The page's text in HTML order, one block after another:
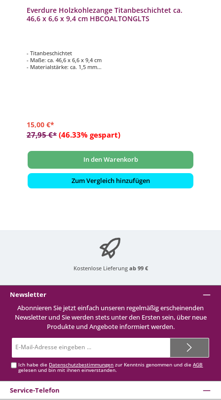
Everdure Holzkohlezange Titanbeschichtet ca.
46,6 x 6,6 x 9,4 cm HBCOALTONGLTS
- Titanbeschichtet
- Maße: ca. 46,6 x 6,6 x 9,4 cm
- Materialstärke: ca. 1,5 mm
15,00 €*
27,95 €* (46.33% gespart)
In den Warenkorb
Zum Vergleich hinzufügen
Kostenlose Lieferung ab 99 €
Newsletter
Abonnieren Sie jetzt einfach unseren regelmäßig erscheinenden
Newsletter und Sie werden stets unter den Ersten sein, über neue
Produkte und Angebote informiert werden.
Mail-
Ich habe die Datenschutzbestimmungen zur Kenntnis genommen und dieAGB
gelesen und bin mit ihnen einverstanden.
Service-Telefon